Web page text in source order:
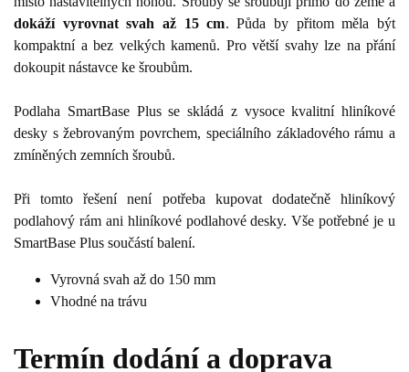
dokáží vyrovnat svah až 15 cm. Půda by přitom měla být
kompaktní a bez velkých kamenů. Pro větší svahy lze na přání
dokoupit nástavce ke šroubům.
Podlaha SmartBase Plus se skládá z vysoce kvalitní hliníkové
desky s žebrovaným povrchem, speciálního základového rámu a
zmíněných zemních šroubů.
Při tomto řešení není potřeba kupovat dodatečně hliníkový
podlahový rám ani hliníkové podlahové desky. Vše potřebné je u
SmartBase Plus součástí balení.
Vyrovná svah až do 150 mm
Vhodné na trávu
Termín dodání a doprava